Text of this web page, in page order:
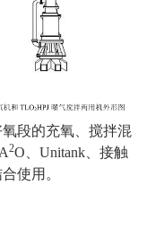
段的充氧、搅拌混
2O、Unitank、接触
使用。